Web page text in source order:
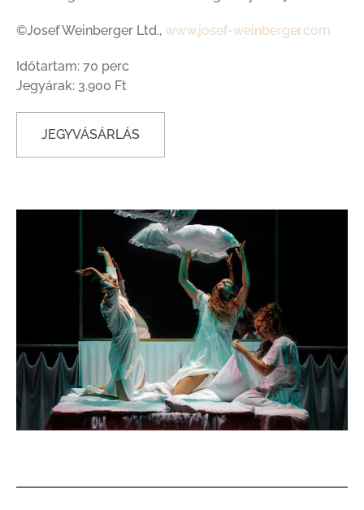
©Josef Weinberger Ltd., www.josef-weinberger.com
Időtartam: 70 perc
Jegyárak: 3.900 Ft
JEGYVÁSÁRLÁS